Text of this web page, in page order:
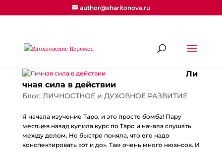
author@eharitonova.ru
Ли
чная сила в действии
Блог, ЛИЧНОСТНОЕ и ДУХОВНОЕ РАЗВИТИЕ
Я начала изучение Таро, и это просто бомба! Пару
месяцев назад купила курс по Таро и начала слушать
между делом. Но быстро поняла, что его надо
конспектировать «от и до». Там очень много нюансов. И